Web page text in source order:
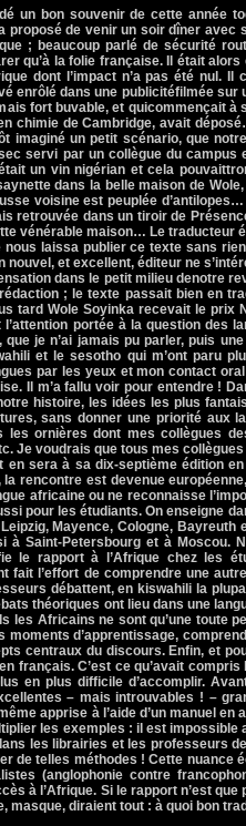
un bon souvenir de cette année
proposé de venir un soir dîner avec
; beaucoup parlé de sécurité
qu’à la folie française. Il était alors
dont l’impact n’a pas été nul. Il
enrôlé dans une publicitéfilmée sur
fort buvable, et quicommençait à
chimie de Cambridge, avait
imaginé un petit scénario, que
servi par un collègue du campus
un vin nigérian et cela
dans la belle maison de
voisine est peuplée
retrouvée dans un tiroir de
vénérable maison… Le traducteur
laissa publier ce texte sans
et excellent, éditeur ne
dans le petit milieu denotre
; le texte passait bien en
tard Wole Soyinka recevait le prix
portée à la question des
je n’ai jamais pu parler, puis
et le sesotho qui m’ont paru
par les yeux et mon contact
Il m’a fallu voir pour entendre !
histoire, les idées les plus
sans donner une priorité aux
ornières dont mes collègues
Je voudrais que tous mes
sera à sa dix-septième édition
rencontre est devenue
africaine ou ne reconnaisse
pour les étudiants. On enseigne
Mayence, Cologne,
à Saint-Petersbourg et à Moscou.
le rapport à l’Afrique chez les
fait l’effort de comprendre une
débattent, en kiswahili la
théoriques ont lieu dans une
les Africains ne sont qu’une toute
moments d’apprentissage,
centraux du discours. Enfin, et
français. C’est ce qu’avait compris
en plus difficile d’accomplir.
– mais introuvables ! –
apprise à l’aide d’un manuel en
les exemples : il est impossible
les librairies et les professeurs
de telles méthodes ! Cette nuance
(anglophonie contre
à l’Afrique. Si le rapport n’est
masque, diraient tout : à quoi bon